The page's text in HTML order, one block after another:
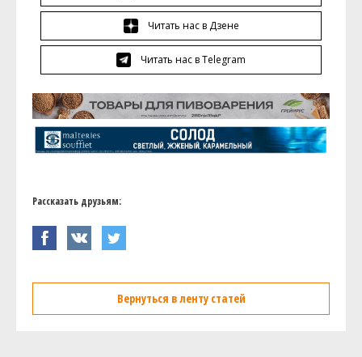
Читать нас в Дзене
Читать нас в Telegram
Рассказать друзьям:
Вернуться в ленту статей